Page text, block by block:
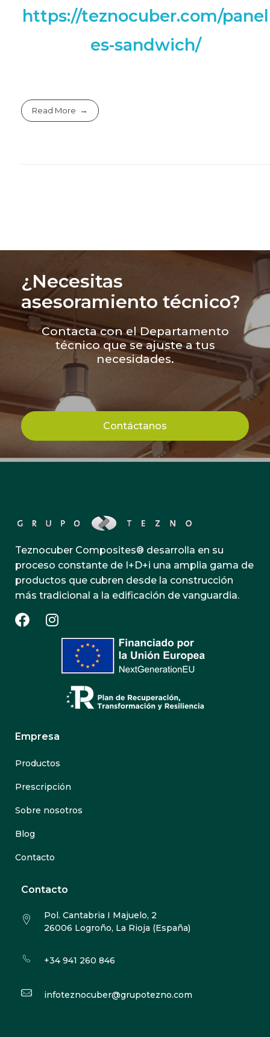
https://teznocuber.com/panel
es-sandwich/
Read More
¿Necesitas
asesoramiento técnico?
Contacta con el Departamento
técnico que se ajuste a tus
necesidades.
Contáctanos
Teznocuber Composites® desarrolla en su
proceso constante de I+D+i una amplia gama de
productos que cubren desde la construcción
más tradicional a la edificación de vanguardia.
Empresa
Productos
Prescripción
Sobre nosotros
Blog
Contacto
Contacto
Pol. Cantabria I Majuelo, 2
26006 Logroño, La Rioja (España)
+34 941 260 846
infoteznocuber@grupotezno.com